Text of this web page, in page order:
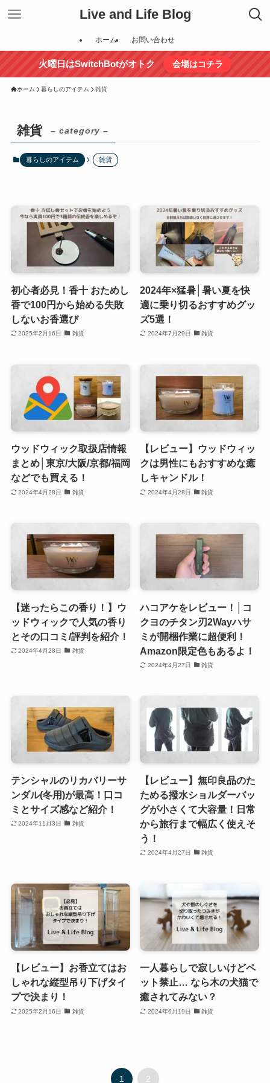
Live and Life Blog
ホーム お問い合わせ
火曜日はSwitchBotがオトク 会場はコチラ
ホーム 暮らしのアイテム 雑貨
雑貨 – category –
暮らしのアイテム 雑貨
初心者必見！香十 おためし
香で100円から始める失敗
しないお香選び
2025年2月16日 雑貨
2024年×猛暑│暑い夏を快
適に乗り切るおすすめグッ
ズ5選！
2024年7月29日 雑貨
ウッドウィック取扱店情報
まとめ│東京/大阪/京都/福岡
などでも買える！
2024年4月28日 雑貨
【レビュー】ウッドウィッ
クは男性にもおすすめな癒
しキャンドル！
2024年4月28日 雑貨
【迷ったらこの香り！】ウ
ッドウィックで人気の香り
とその口コミ/評判を紹介！
2024年4月28日 雑貨
ハコアケをレビュー！│コ
クヨのチタン刃2Wayハサ
ミが開梱作業に超便利！
Amazon限定色もあるよ！
2024年4月27日 雑貨
テンシャルのリカバリーサ
ンダル(冬用)が最高！口コ
ミとサイズ感など紹介！
2024年11月3日 雑貨
【レビュー】無印良品のた
ためる撥水ショルダーバッ
グが小さくて大容量！日常
から旅行まで幅広く使えそ
う！
2024年4月27日 雑貨
【レビュー】お香立てはお
しゃれな縦型吊り下げタイ
プで決まり！
2025年2月16日 雑貨
一人暮らしで寂しいけどペ
ット禁止… なら木の犬猫で
癒されてみない？
2024年6月19日 雑貨
1 2